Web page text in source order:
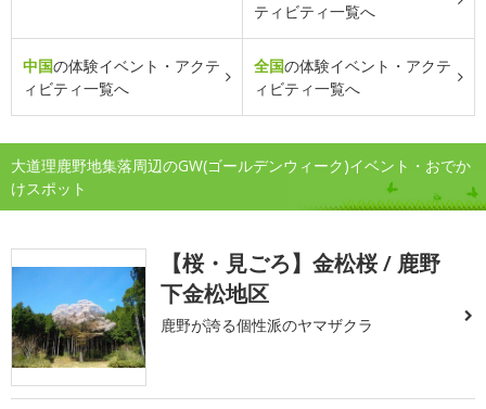
ティビティ一覧へ
中国の体験イベント・アクテ
ィビティ一覧へ
全国の体験イベント・アクテ
ィビティ一覧へ
大道理鹿野地集落周辺のGW(ゴールデンウィーク)イベント・おでか
けスポット
【桜・見ごろ】金松桜 / 鹿野
下金松地区
鹿野が誇る個性派のヤマザクラ